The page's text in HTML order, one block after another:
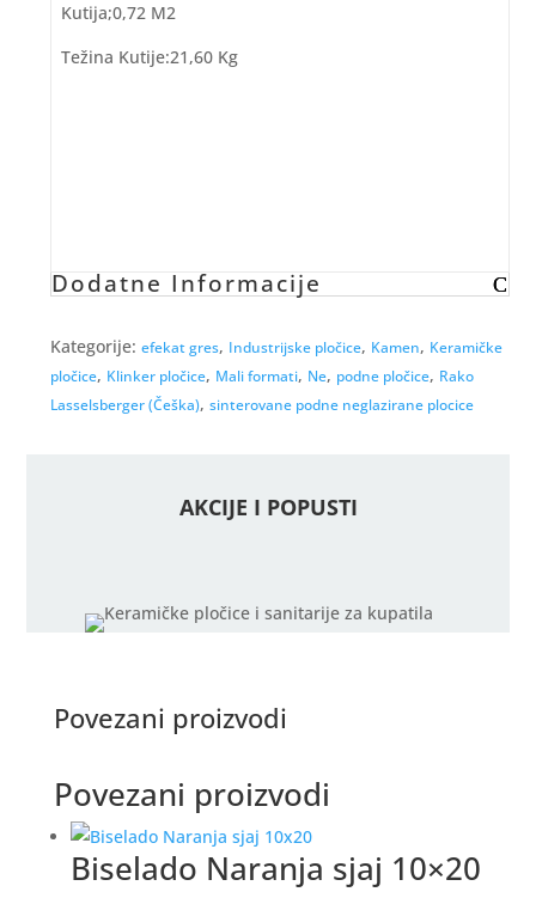
Kutija;0,72 M2
Težina Kutije:21,60 Kg
Dodatne Informacije
Kategorije:efekat gres, Industrijske pločice, Kamen, Keramičke
pločice, Klinker pločice, Mali formati, Ne, podne pločice, Rako
Lasselsberger (Češka),sinterovane podne neglazirane plocice
AKCIJE I POPUSTI
Povezani proizvodi
Povezani proizvodi
Biselado Naranja sjaj 10×20